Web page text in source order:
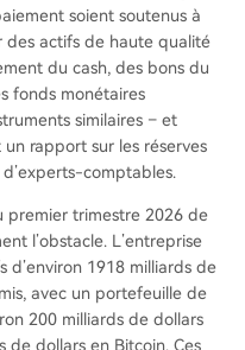
soient soutenus à
actifs de haute qualité
du cash, des bons du
fonds monétaires
similaires – et
rapport sur les réserves
comptables.
premier trimestre 2026 de
l’obstacle. L’entreprise
d’environ 1918 milliards de
avec un portefeuille de
200 milliards de dollars
de dollars en Bitcoin. Ces